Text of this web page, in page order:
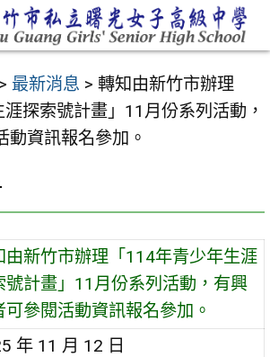
> 最新消息 > 轉知由新竹市辦理
涯探索號計畫」11月份系列活動，
動資訊報名參加。
由新竹市辦理「114年青少年生涯
號計畫」11月份系列活動，有興
可參閱活動資訊報名參加。
年 11 月 12 日